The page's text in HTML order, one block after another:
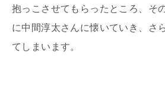
抱っこさせてもらったところ、そ
に中間淳太さんに懐いていき、さ
てしまいます。